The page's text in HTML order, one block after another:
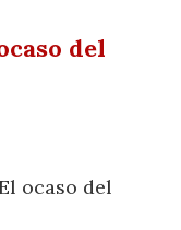
del
ocaso del